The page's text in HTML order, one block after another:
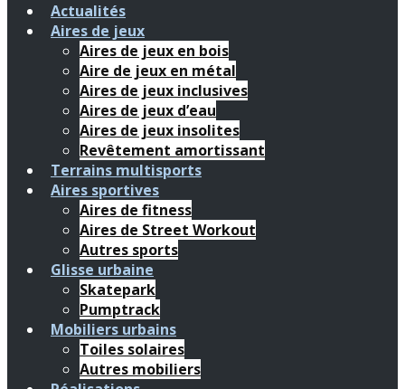
Actualités
Aires de jeux
Aires de jeux en bois
Aire de jeux en métal
Aires de jeux inclusives
Aires de jeux d’eau
Aires de jeux insolites
Revêtement amortissant
Terrains multisports
Aires sportives
Aires de fitness
Aires de Street Workout
Autres sports
Glisse urbaine
Skatepark
Pumptrack
Mobiliers urbains
Toiles solaires
Autres mobiliers